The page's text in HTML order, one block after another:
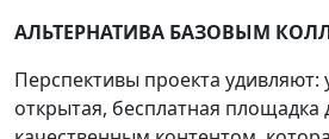
АЛЬТЕРНАТИВА БАЗОВЫМ
Перспективы проекта удивляют:
открытая, бесплатная площадка